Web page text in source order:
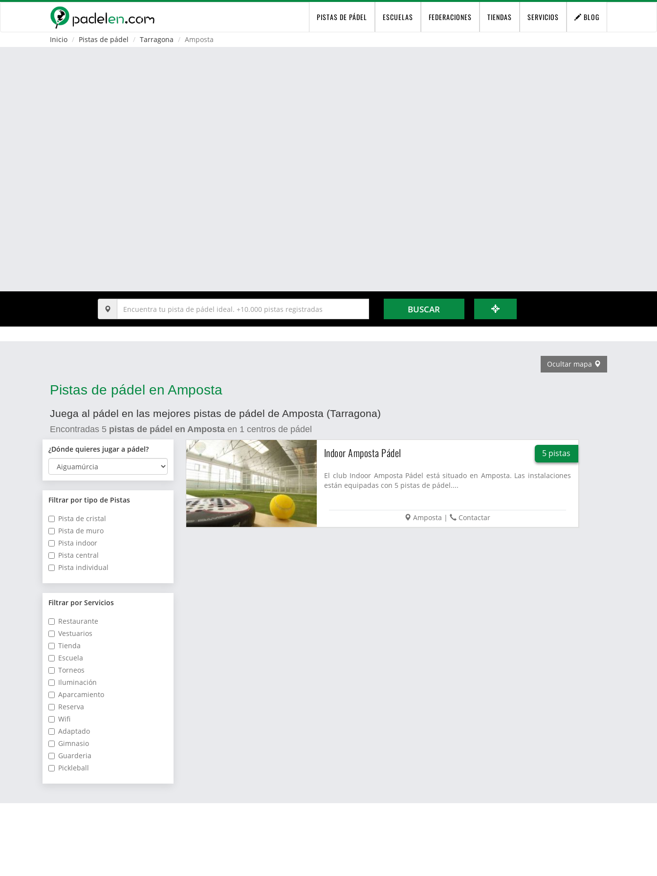
PISTAS DE PÁDEL ESCUELAS FEDERACIONES TIENDAS SERVICIOS BLOG
Inicio Pistas de pádel Tarragona Amposta
BUSCAR
Ocultar mapa
Pistas de pádel en Amposta
Juega al pádel en las mejores pistas de pádel de Amposta (Tarragona)
Encontradas 5 pistas de pádel en Amposta en 1 centros de pádel
¿Dónde quieres jugar a pádel?
Filtrar por tipo de Pistas
Pista de cristal
Pista de muro
Pista indoor
Pista central
Pista individual
Filtrar por Servicios
Restaurante
Vestuarios
Tienda
Escuela
Torneos
Iluminación
Aparcamiento
Reserva
Wifi
Adaptado
Gimnasio
Guarderia
Pickleball
Indoor Amposta Pádel 5 pistas
El club Indoor Amposta Pádel está situado en Amposta. Las instalaciones
están equipadas con 5 pistas de pádel....
Amposta | Contactar